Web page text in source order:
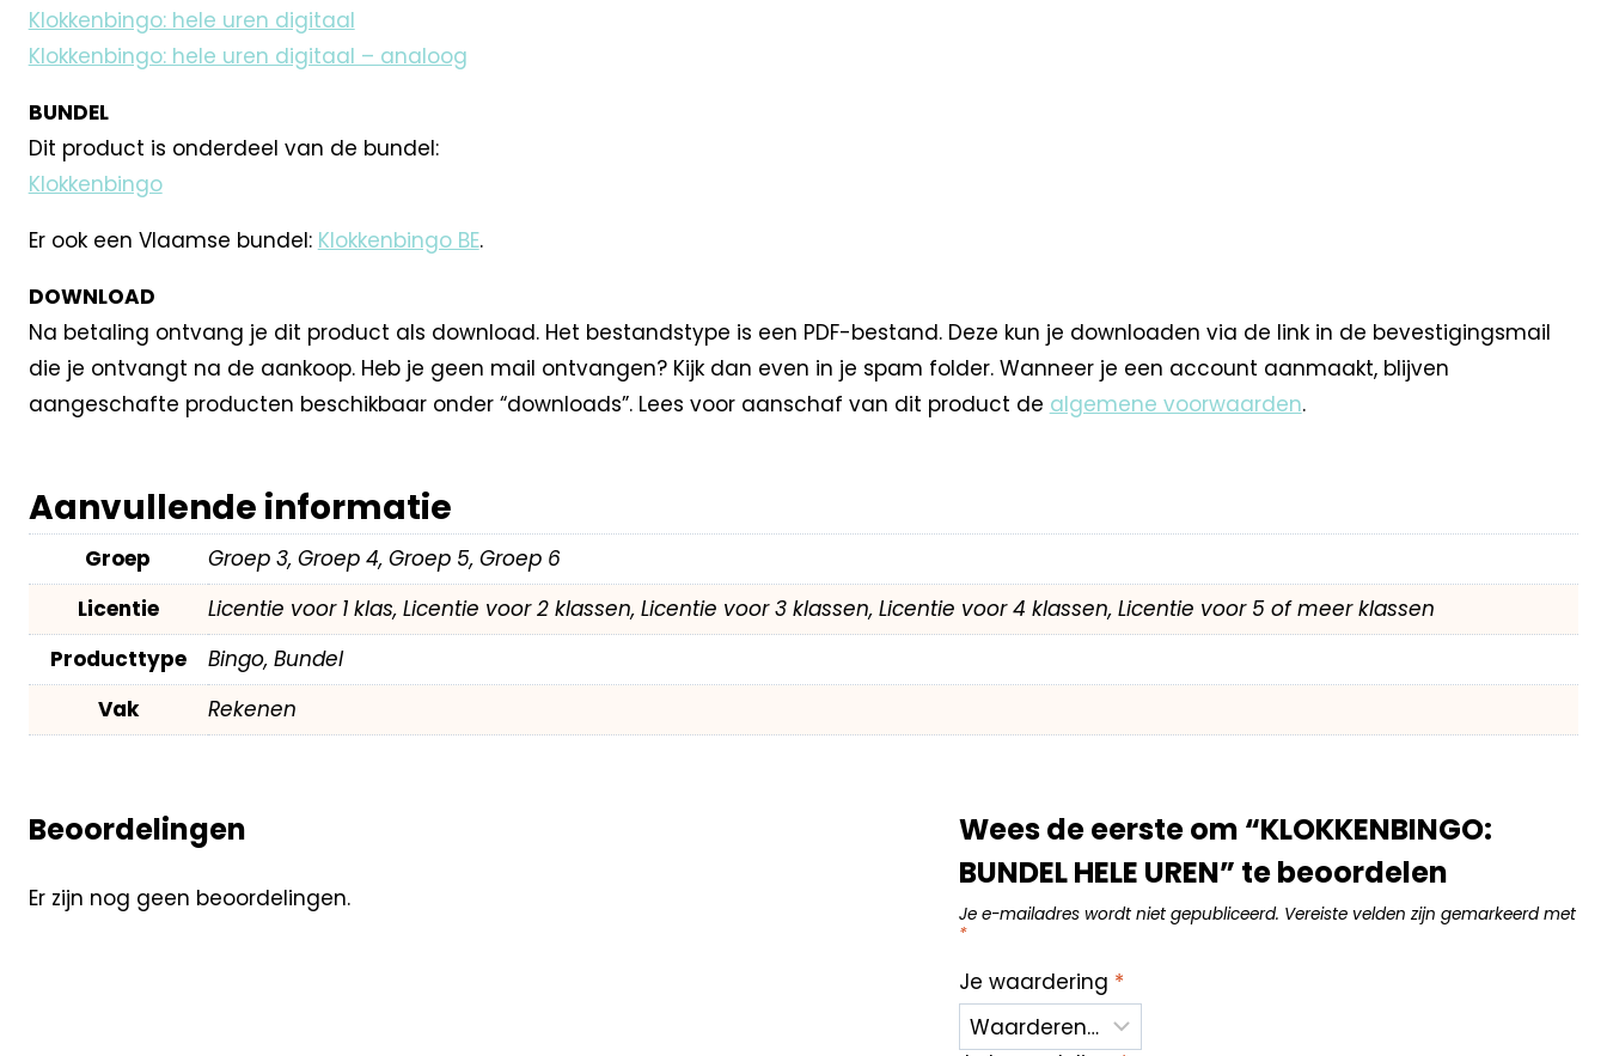
Klokkenbingo: hele uren digitaal
Klokkenbingo: hele uren digitaal – analoog
BUNDEL
Dit product is onderdeel van de bundel:
Klokkenbingo
Er ook een Vlaamse bundel: Klokkenbingo BE.
DOWNLOAD
Na betaling ontvang je dit product als download. Het bestandstype is een PDF-bestand. Deze kun je downloaden via de link in de bevestigingsmail
die je ontvangt na de aankoop. Heb je geen mail ontvangen? Kijk dan even in je spam folder. Wanneer je een account aanmaakt, blijven
aangeschafte producten beschikbaar onder “downloads”. Lees voor aanschaf van dit product de algemene voorwaarden.
Aanvullende informatie
Groep
Groep 3, Groep 4, Groep 5, Groep 6
Licentie
Licentie voor 1 klas, Licentie voor 2 klassen, Licentie voor 3 klassen, Licentie voor 4 klassen, Licentie voor 5 of meer klassen
Producttype
Bingo, Bundel
Vak
Rekenen
Beoordelingen
Er zijn nog geen beoordelingen.
Wees de eerste om “KLOKKENBINGO:
BUNDEL HELE UREN” te beoordelen
Je e-mailadres wordt niet gepubliceerd. Vereiste velden zijn gemarkeerd met
*
Je waardering *